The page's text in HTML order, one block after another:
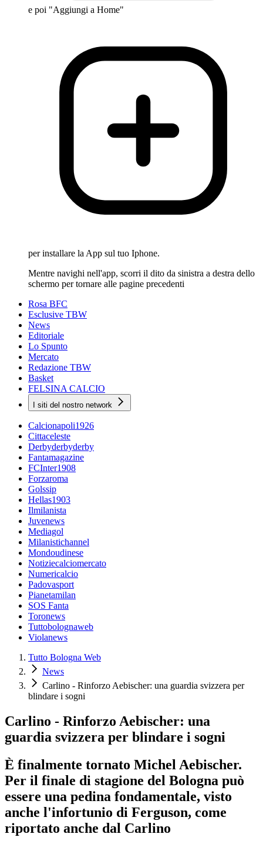
e poi "Aggiungi a Home"
per installare la App sul tuo Iphone.
Mentre navighi nell'app, scorri il dito da sinistra a destra dello
schermo per tornare alle pagine precedenti
Rosa BFC
Esclusive TBW
News
Editoriale
Lo Spunto
Mercato
Redazione TBW
Basket
FELSINA CALCIO
I siti del nostro network
Calcionapoli1926
Cittaceleste
Derbyderbyderby
Fantamagazine
FCInter1908
Forzaroma
Golssip
Hellas1903
Ilmilanista
Juvenews
Mediagol
Milanistichannel
Mondoudinese
Notiziecalciomercato
Numericalcio
Padovasport
Pianetamilan
SOS Fanta
Toronews
Tuttobolognaweb
Violanews
Tutto Bologna Web
News
Carlino - Rinforzo Aebischer: una guardia svizzera per
blindare i sogni
Carlino - Rinforzo Aebischer: una
guardia svizzera per blindare i sogni
È finalmente tornato Michel Aebischer.
Per il finale di stagione del Bologna può
essere una pedina fondamentale, visto
anche l'infortunio di Ferguson, come
riportato anche dal Carlino